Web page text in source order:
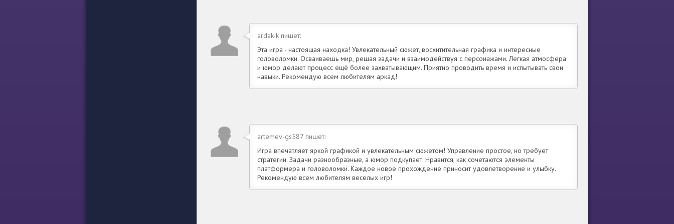
ardak-k пишет:
Эта игра - настоящая находка! Увлекательный сюжет, восхитительная графика и интересные
головоломки. Осваиваешь мир, решая задачи и взаимодействуя с персонажами. Легкая атмосфера
и юмор делают процесс ещё более захватывающим. Приятно проводить время и испытывать свои
навыки. Рекомендую всем любителям аркад!
artemev-gs587 пишет:
Игра впечатляет яркой графикой и увлекательным сюжетом! Управление простое, но требует
стратегии. Задачи разнообразные, а юмор подкупает. Нравится, как сочетаются элементы
платформера и головоломки. Каждое новое прохождение приносит удовлетворение и улыбку.
Рекомендую всем любителям веселых игр!